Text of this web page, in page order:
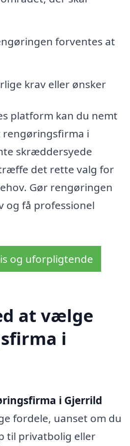
forventes at
krav eller ønsker
platform kan du nemt
i
skræddersyede
det rette valg for
Gør rengøringen
og få professionel
og uforpligtende
at vælge
i
i Gjerrild
fordele, uanset om du
til privatbolig eller